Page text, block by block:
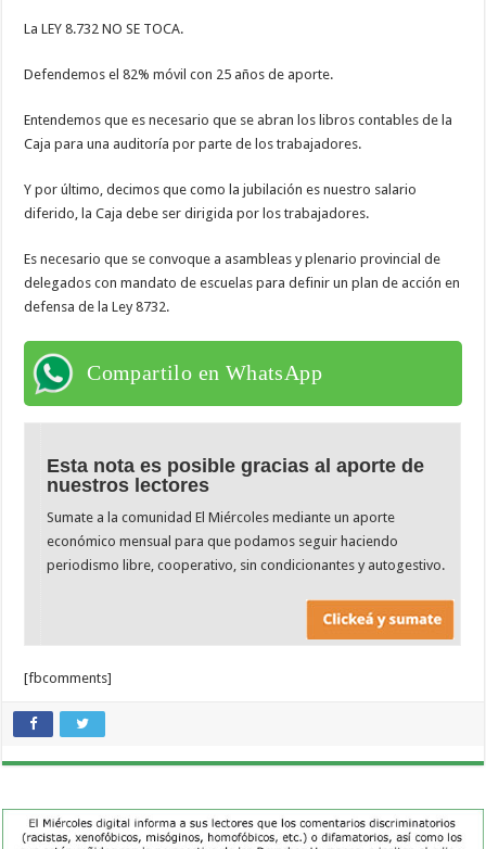
La LEY 8.732 NO SE TOCA.
Defendemos el 82% móvil con 25 años de aporte.
Entendemos que es necesario que se abran los libros contables de la
Caja para una auditoría por parte de los trabajadores.
Y por último, decimos que como la jubilación es nuestro salario
diferido, la Caja debe ser dirigida por los trabajadores.
Es necesario que se convoque a asambleas y plenario provincial de
delegados con mandato de escuelas para definir un plan de acción en
defensa de la Ley 8732.
Compartilo en WhatsApp
Esta nota es posible gracias al aporte de
nuestros lectores
Sumate a la comunidad El Miércoles mediante un aporte
económico mensual para que podamos seguir haciendo
periodismo libre, cooperativo, sin condicionantes y autogestivo.
[fbcomments]